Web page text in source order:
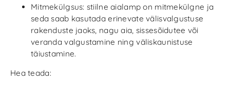
Mitmekülgsus: stiilne aialamp on mitmekülgne ja
seda saab kasutada erinevate välisvalgustuse
rakenduste jaoks, nagu aia, sissesõidutee või
veranda valgustamine ning väliskaunistuse
täiustamine.
Hea teada: